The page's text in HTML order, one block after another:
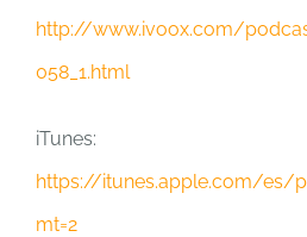
http://www.ivoox.com/
058_1.html
iTunes:
https://itunes.apple.com/es/
mt=2